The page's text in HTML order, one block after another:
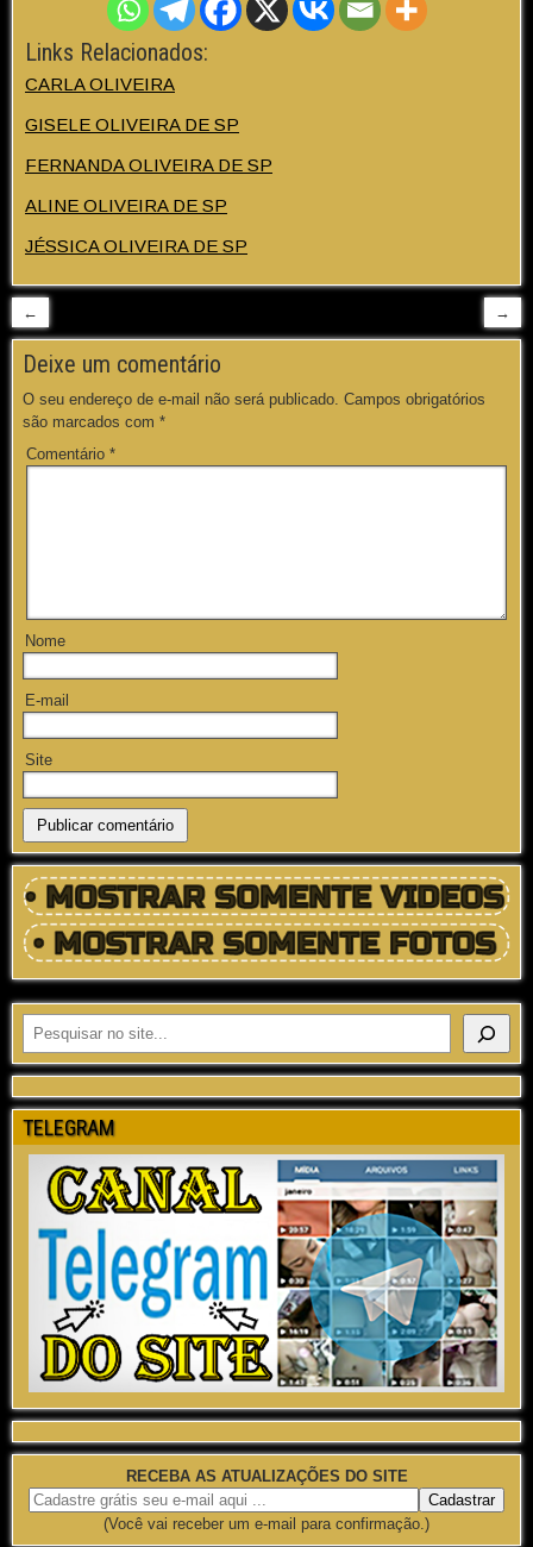
Links Relacionados:
CARLA OLIVEIRA
GISELE OLIVEIRA DE SP
FERNANDA OLIVEIRA DE SP
ALINE OLIVEIRA DE SP
JÉSSICA OLIVEIRA DE SP
← →
Deixe um comentário
O seu endereço de e-mail não será publicado. Campos obrigatórios
são marcados com *
Comentário *
Nome
E-mail
Site
TELEGRAM
RECEBA AS ATUALIZAÇÕES DO SITE
(Você vai receber um e-mail para confirmação.)